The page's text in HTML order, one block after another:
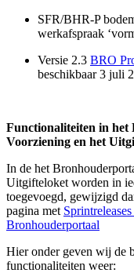
SFR/BHR-P
werkafspraak
Versie 2.3 BRO
beschikbaar 3 juli
Functionaliteiten in
Voorziening en het
In de het
Uitgifteloket worden in
toegevoegd, gewijzigd
pagina met
Bronhouderportaal
Hier onder geven wij de
functionaliteiten weer: